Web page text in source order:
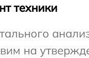
техники
на